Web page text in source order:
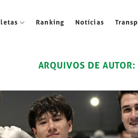
Ranking Notícias
ARQUIVOS DE AUTOR: